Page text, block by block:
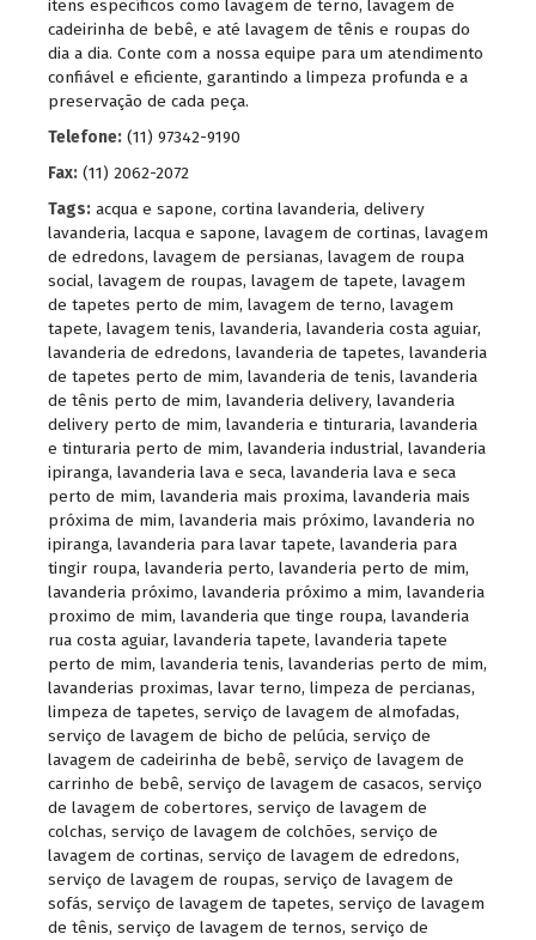
itens específicos como lavagem de terno, lavagem de
cadeirinha de bebê, e até lavagem de tênis e roupas do
dia a dia. Conte com a nossa equipe para um atendimento
confiável e eficiente, garantindo a limpeza profunda e a
preservação de cada peça.
Telefone: (11) 97342-9190
Fax: (11) 2062-2072
Tags: acqua e sapone, cortina lavanderia, delivery
lavanderia, lacqua e sapone, lavagem de cortinas, lavagem
de edredons, lavagem de persianas, lavagem de roupa
social, lavagem de roupas, lavagem de tapete, lavagem
de tapetes perto de mim, lavagem de terno, lavagem
tapete, lavagem tenis, lavanderia, lavanderia costa aguiar,
lavanderia de edredons, lavanderia de tapetes, lavanderia
de tapetes perto de mim, lavanderia de tenis, lavanderia
de tênis perto de mim, lavanderia delivery, lavanderia
delivery perto de mim, lavanderia e tinturaria, lavanderia
e tinturaria perto de mim, lavanderia industrial, lavanderia
ipiranga, lavanderia lava e seca, lavanderia lava e seca
perto de mim, lavanderia mais proxima, lavanderia mais
próxima de mim, lavanderia mais próximo, lavanderia no
ipiranga, lavanderia para lavar tapete, lavanderia para
tingir roupa, lavanderia perto, lavanderia perto de mim,
lavanderia próximo, lavanderia próximo a mim, lavanderia
proximo de mim, lavanderia que tinge roupa, lavanderia
rua costa aguiar, lavanderia tapete, lavanderia tapete
perto de mim, lavanderia tenis, lavanderias perto de mim,
lavanderias proximas, lavar terno, limpeza de percianas,
limpeza de tapetes, serviço de lavagem de almofadas,
serviço de lavagem de bicho de pelúcia, serviço de
lavagem de cadeirinha de bebê, serviço de lavagem de
carrinho de bebê, serviço de lavagem de casacos, serviço
de lavagem de cobertores, serviço de lavagem de
colchas, serviço de lavagem de colchões, serviço de
lavagem de cortinas, serviço de lavagem de edredons,
serviço de lavagem de roupas, serviço de lavagem de
sofás, serviço de lavagem de tapetes, serviço de lavagem
de tênis, serviço de lavagem de ternos, serviço de